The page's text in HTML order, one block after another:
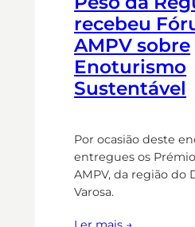
recebeu
AMPV sobre
Enoturismo
Sustentável
Por ocasião deste
entregues os
AMPV, da região do
Varosa.